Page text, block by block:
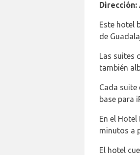
Dirección:
Este hotel
de
Las suites
también
Cada
base para
En el
minutos a
El hotel